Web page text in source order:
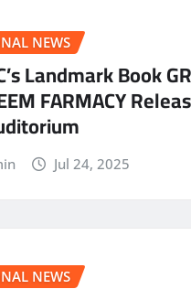
NEWS
Landmark Book
FARMACY
Jul 24, 2025
NEWS